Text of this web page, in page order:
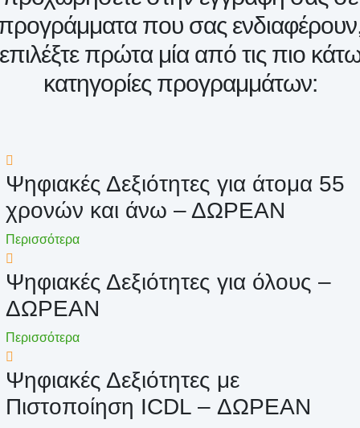
που σας
πρώτα μία από τις πιο
κατηγορίες προγραμμάτων:
Ψηφιακές Δεξιότητες για άτομα 55
χρονών και άνω – ΔΩΡΕΑΝ
Περισσότερα
Ψηφιακές Δεξιότητες για όλους –
ΔΩΡΕΑΝ
Περισσότερα
Ψηφιακές Δεξιότητες με
Πιστοποίηση ICDL – ΔΩΡΕΑΝ